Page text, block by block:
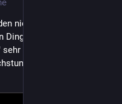
nicht die große
wie ein Öffentlicher
anspruchsvolle und